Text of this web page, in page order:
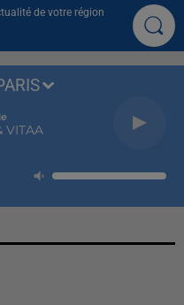
de votre région
VITAA